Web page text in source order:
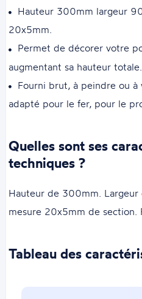
Hauteur 300mm largeur
20x5mm.
Permet de décorer votre
augmentant sa hauteur totale.
Fourni brut, à peindre ou
adapté pour le fer, pour le
Quelles sont ses
techniques ?
Hauteur de 300mm.
mesure 20x5mm de section.
Tableau des